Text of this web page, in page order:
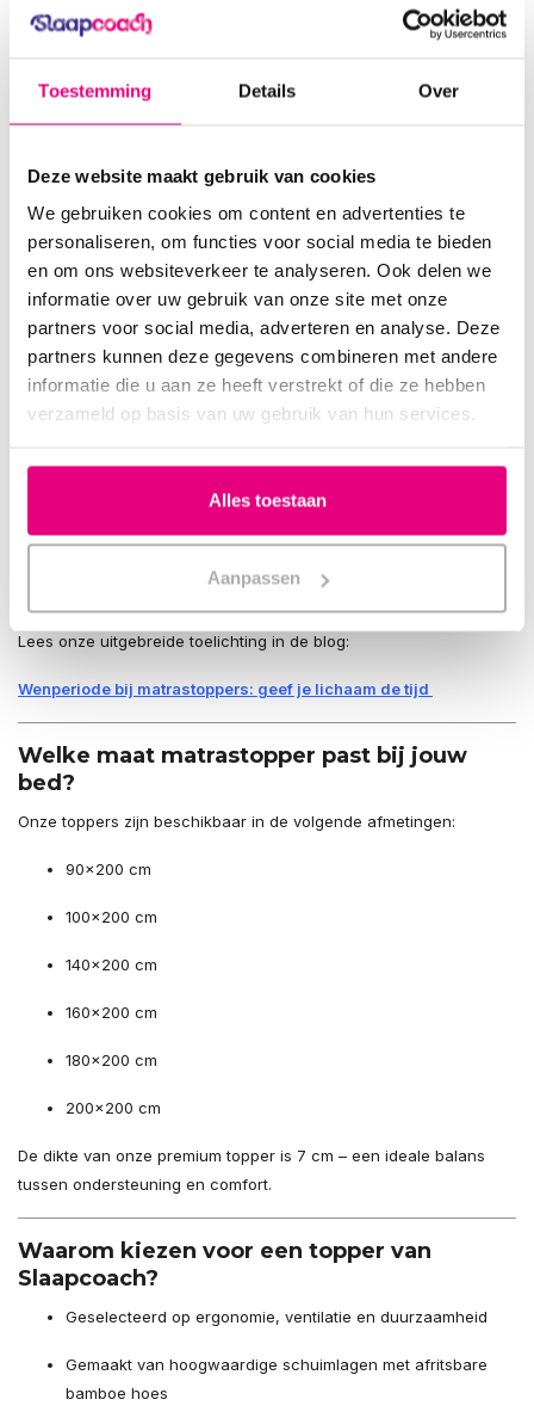
Toestemming Details Over
Deze website maakt gebruik van cookies
We gebruiken cookies om content en advertenties te
personaliseren, om functies voor social media te bieden
en om ons websiteverkeer te analyseren. Ook delen we
informatie over uw gebruik van onze site met onze
partners voor social media, adverteren en analyse. Deze
partners kunnen deze gegevens combineren met andere
informatie die u aan ze heeft verstrekt of die ze hebben
verzameld op basis van uw gebruik van hun services.
Alles toestaan
Aanpassen
veilig, verantwoord en vrij van schadelijke stoffen.
De bamboe hoes is afneembaar en wasbaar op 60 °C, zodat je
Een topper voor elk seizoen
Een goede matrastopper reguleert warmte in de zomer én winter.
Door het gebruik van gel-infused memory foam in combinatie met
ventilerend bamboe blijf je koel in de zomer, terwijl je in de winter
profiteert van comfortabele ondersteuning zonder oververhitting.
Veelgestelde vraag: moet je wennen aan
weken nodig hebben om zich aan te passen aan de nieuwe
lighouding. Spanning in rug of schouders kan tijdelijk toenemen,
naar een gezondere slaaphouding.
Lees onze uitgebreide toelichting in de blog:
Wenperiode bij matrastoppers: geef je lichaam de tijd
Welke maat matrastopper past bij jouw
bed?
Onze toppers zijn beschikbaar in de volgende afmetingen:
90×200 cm
100×200 cm
140×200 cm
160×200 cm
180×200 cm
200×200 cm
De dikte van onze premium topper is 7 cm – een ideale balans
tussen ondersteuning en comfort.
Waarom kiezen voor een topper van
Slaapcoach?
Geselecteerd op ergonomie, ventilatie en duurzaamheid
Gemaakt van hoogwaardige schuimlagen met afritsbare
bamboe hoes